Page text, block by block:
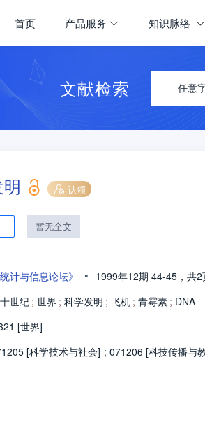
首页 产品服务 知识脉络
文献检索 任意
认领
暂无全文
统计与信息论坛》 • 1999年12期 44-45， 共2
世纪 ; 世界 ; 科学发明 ; 飞机 ; 青霉素 ; DNA
[世界]
[科学技术与社会] ; 071206 [科技传播与